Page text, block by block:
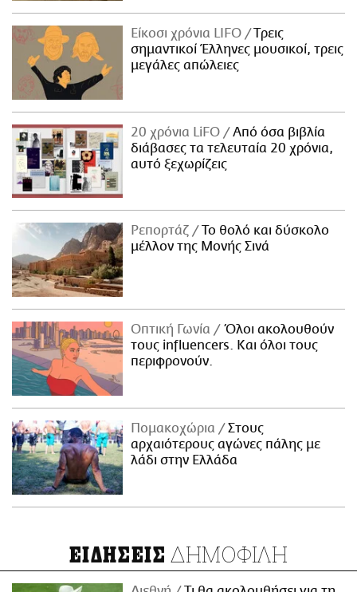
Είκοσι χρόνια LIFO
Tρεις
σημαντικοί Έλληνες μουσικοί, τρεις
μεγάλες απώλειες
20 χρόνια LiFO
Από όσα βιβλία
διάβασες τα τελευταία 20 χρόνια,
αυτό ξεχωρίζεις
Ρεπορτάζ
Το θολό και δύσκολο
μέλλον της Μονής Σινά
Οπτική Γωνία
Όλοι ακολουθούν
τους influencers. Και όλοι τους
περιφρονούν.
Πομακοχώρια
Στους
αρχαιότερους αγώνες πάλης με
λάδι στην Ελλάδα
ΕΙΔΗΣΕΙΣ ΔΗΜΟΦΙΛΗ